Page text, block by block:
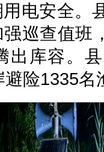
电安全。
巡查值班
出库容。
险1335